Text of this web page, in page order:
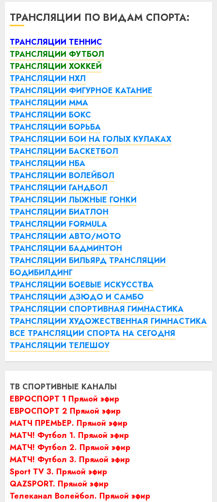
ТРАНСЛЯЦИИ ПО ВИДАМ СПОРТА:
ТРАНСЛЯЦИИ ТЕННИС
ТРАНСЛЯЦИИ ФУТБОЛ
ТРАНСЛЯЦИИ ХОККЕЙ
ТРАНСЛЯЦИИ НХЛ
ТРАНСЛЯЦИИ ФИГУРНОЕ КАТАНИЕ
ТРАНСЛЯЦИИ ММА
ТРАНСЛЯЦИИ БОКС
ТРАНСЛЯЦИИ БОРЬБА
ТРАНСЛЯЦИИ БОИ НА ГОЛЫХ КУЛАКАХ
ТРАНСЛЯЦИИ БАСКЕТБОЛ
ТРАНСЛЯЦИИ НБА
ТРАНСЛЯЦИИ ВОЛЕЙБОЛ
ТРАНСЛЯЦИИ ГАНДБОЛ
ТРАНСЛЯЦИИ ЛЫЖНЫЕ ГОНКИ
ТРАНСЛЯЦИИ БИАТЛОН
ТРАНСЛЯЦИИ FORMULA
ТРАНСЛЯЦИИ АВТО/МОТО
ТРАНСЛЯЦИИ БАДМИНТОН
ТРАНСЛЯЦИИ БИЛЬЯРД ТРАНСЛЯЦИИ
БОДИБИЛДИНГ
ТРАНСЛЯЦИИ БОЕВЫЕ ИСКУССТВА
ТРАНСЛЯЦИИ ДЗЮДО И САМБО
ТРАНСЛЯЦИИ СПОРТИВНАЯ ГИМНАСТИКА
ТРАНСЛЯЦИИ ХУДОЖЕСТВЕННАЯ ГИМНАСТИКА
ВСЕ ТРАНСЛЯЦИИ СПОРТА НА СЕГОДНЯ
ТРАНСЛЯЦИИ ТЕЛЕШОУ
ТВ СПОРТИВНЫЕ КАНАЛЫ
ЕВРОСПОРТ 1 Прямой эфир
ЕВРОСПОРТ 2 Прямой эфир
МАТЧ ПРЕМЬЕР. Прямой эфир
МАТЧ! Футбол 1. Прямой эфир
МАТЧ! Футбол 2. Прямой эфир
МАТЧ! Футбол 3. Прямой эфир
Sport TV 3. Прямой эфир
QAZSPORT. Прямой эфир
Телеканал Волейбол. Прямой эфир